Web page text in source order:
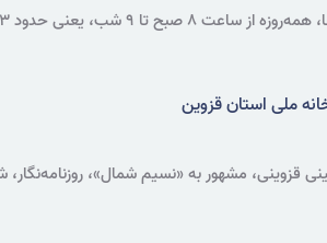
ملی استان قزوین
مشهور به «نسیم شمال»، روزنامه‌نگار،